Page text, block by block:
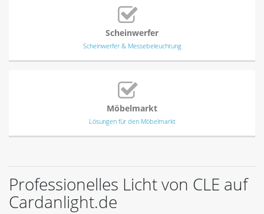
Scheinwerfer
Scheinwerfer & Messebeleuchtung
Möbelmarkt
Lösungen für den Möbelmarkt
Professionelles Licht von CLE auf
Cardanlight.de